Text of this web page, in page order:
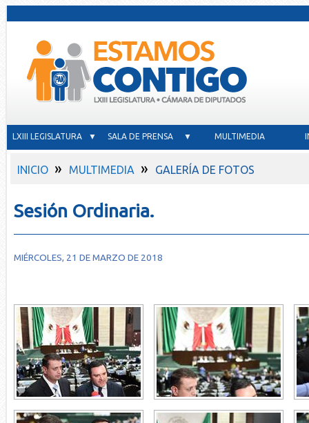
LXIII LEGISLATURA ▼ SALA DE PRENSA ▼ MULTIMEDIA
INICIO » MULTIMEDIA » GALERÍA DE FOTOS
Sesión Ordinaria.
MIÉRCOLES, 21 DE MARZO DE 2018